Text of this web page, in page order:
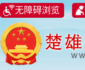
无障碍浏览